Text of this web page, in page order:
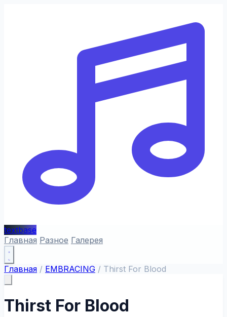
textbase
Главная Разное Галерея
Главная / EMBRACING / Thirst For Blood
Thirst For Blood